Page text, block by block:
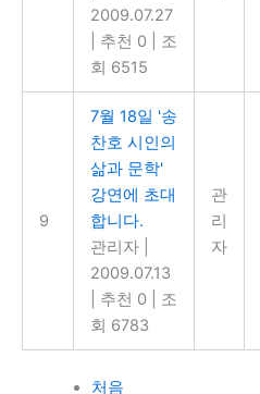
2009.07.27
추천 0
조
회 6515
9
7월 18일 '송
찬호 시인의
삶과 문학'
강연에 초대
합니다.
관리자
2009.07.13
추천 0
조
회 6783
관
리
자
처음